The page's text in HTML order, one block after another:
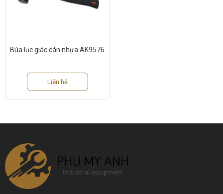
Búa lục giác cán nhựa AK9576
Liên hệ